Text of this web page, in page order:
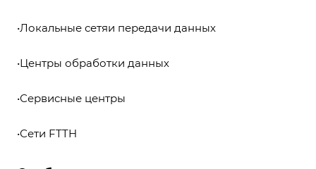
•Локальные сетяи передачи данных
•Центры обработки данных
•Сервисные центры
•Сети FTTH